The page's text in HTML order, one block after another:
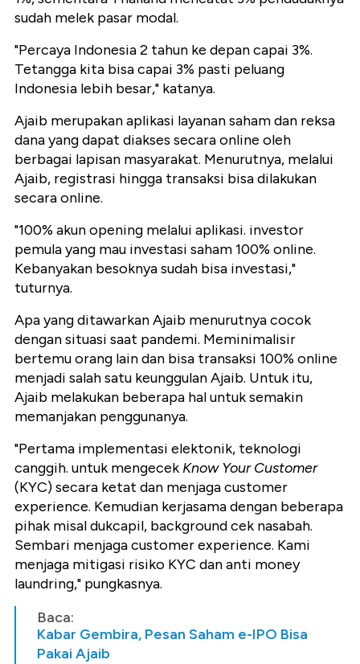
sudah melek pasar modal.
"Percaya Indonesia 2 tahun ke depan capai 3%.
Tetangga kita bisa capai 3% pasti peluang
Indonesia lebih besar," katanya.
Ajaib merupakan aplikasi layanan saham dan reksa
dana yang dapat diakses secara online oleh
berbagai lapisan masyarakat. Menurutnya, melalui
Ajaib, registrasi hingga transaksi bisa dilakukan
secara online.
"100% akun opening melalui aplikasi. investor
pemula yang mau investasi saham 100% online.
Kebanyakan besoknya sudah bisa investasi,"
tuturnya.
Apa yang ditawarkan Ajaib menurutnya cocok
dengan situasi saat pandemi. Meminimalisir
bertemu orang lain dan bisa transaksi 100% online
menjadi salah satu keunggulan Ajaib. Untuk itu,
Ajaib melakukan beberapa hal untuk semakin
memanjakan penggunanya.
"Pertama implementasi elektonik, teknologi
canggih. untuk mengecek Know Your Customer
(KYC) secara ketat dan menjaga customer
experience. Kemudian kerjasama dengan beberapa
pihak misal dukcapil, background cek nasabah.
Sembari menjaga customer experience. Kami
menjaga mitigasi risiko KYC dan anti money
laundring," pungkasnya.
Baca:
Kabar Gembira, Pesan Saham e-IPO Bisa
Pakai Ajaib